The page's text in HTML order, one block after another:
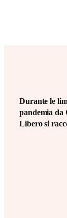
Durante le
pandemia da
Libero si